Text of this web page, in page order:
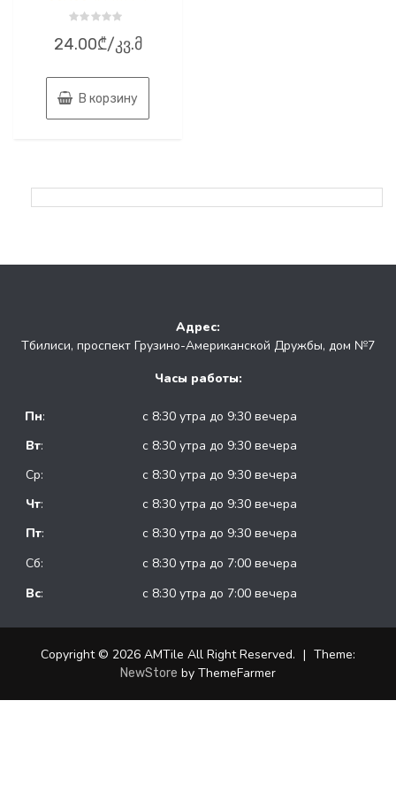
0
24.00₾/კვ.მ
В корзину
Адрес:
Тбилиси, проспект Грузино-Американской Дружбы, дом №7
Часы работы:
Пн:
с 8:30 утра до 9:30 вечера
Вт:
с 8:30 утра до 9:30 вечера
Ср:
с 8:30 утра до 9:30 вечера
Чт:
с 8:30 утра до 9:30 вечера
Пт:
с 8:30 утра до 9:30 вечера
Сб:
с 8:30 утра до 7:00 вечера
Вс: с 8:30 утра до 7:00 вечера
Copyright © 2026 AMTile All Right Reserved. | Theme:
NewStore by ThemeFarmer